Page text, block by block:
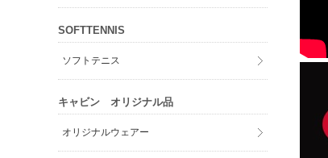
SOFTTENNIS
ソフトテニス
キャビン オリジナル品
オリジナルウェアー